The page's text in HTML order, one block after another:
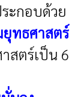
ะกอบด้วย
ทธศาสตร์
สตร์เป็น 6